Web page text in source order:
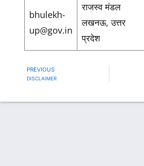
bhulekh-
up@gov.in
राजस्व मंडल
लखनऊ, उत्तर
प्रदेश
Prev
PREVIOUS
DISCLAIMER